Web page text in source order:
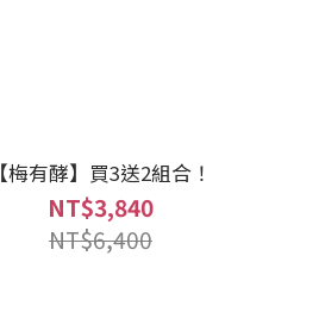
【梅有酵】買3送2組合！
NT$3,840
NT$6,400